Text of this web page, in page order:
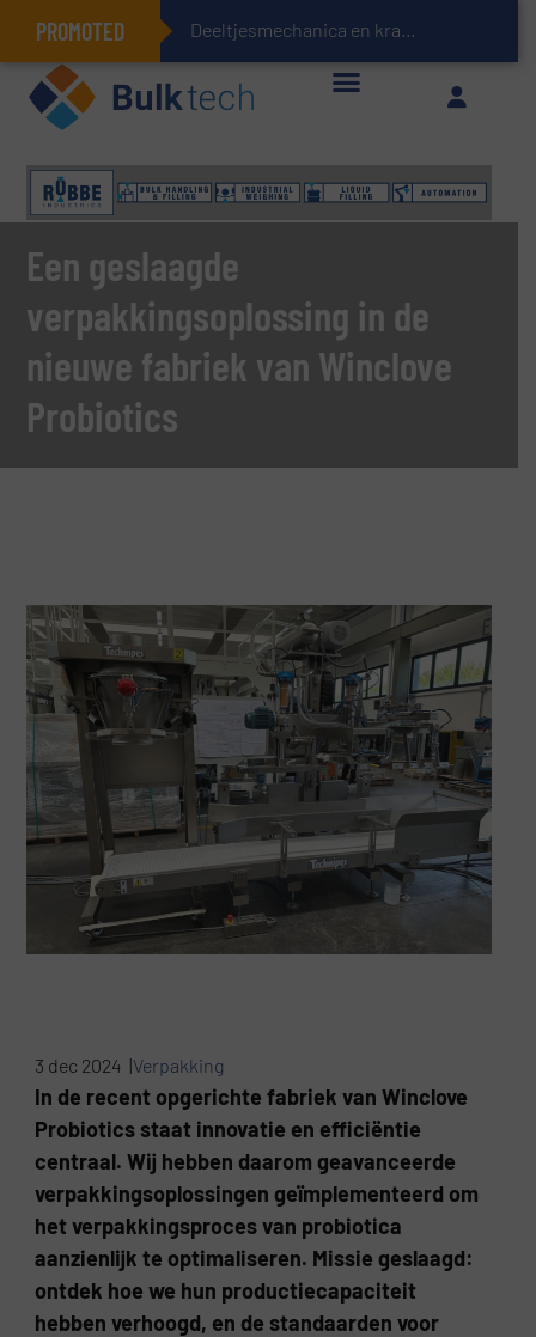
PROMOTED Deeltjesmechanica en krachtnetwerken in stortgoederen
Geïntegreerde doserings- en weegsystemen: Efficiëntie, kwaliteit en duurzaamheid in één oogopslag
Een geslaagde
verpakkingsoplossing in de
nieuwe fabriek van Winclove
Probiotics
3 dec 2024 |Verpakking
In de recent opgerichte fabriek van Winclove
Probiotics staat innovatie en efficiëntie
centraal. Wij hebben daarom geavanceerde
verpakkingsoplossingen geïmplementeerd om
het verpakkingsproces van probiotica
aanzienlijk te optimaliseren. Missie geslaagd:
ontdek hoe we hun productiecapaciteit
hebben verhoogd, en de standaarden voor